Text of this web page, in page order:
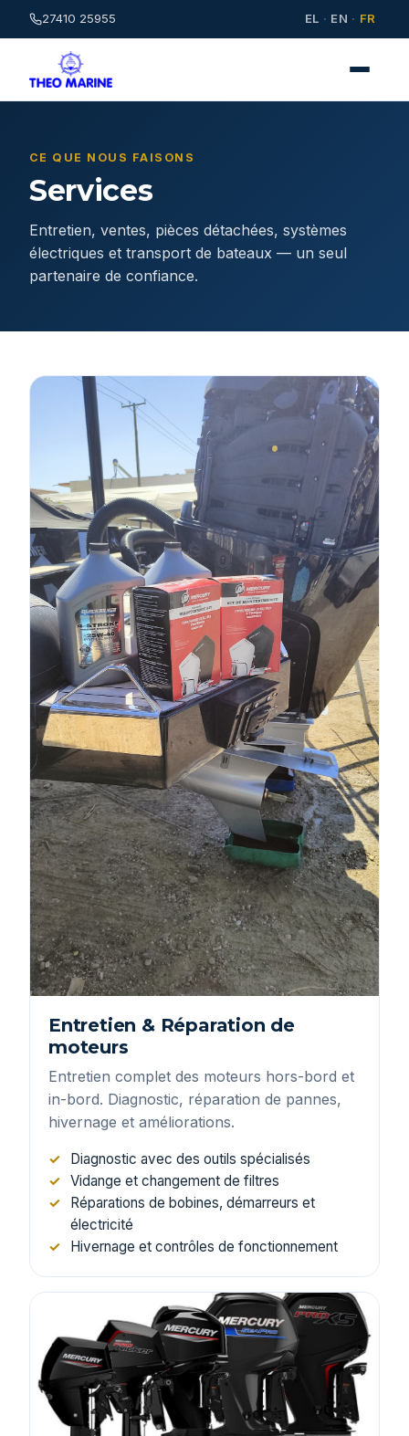
27410 25955 EL · EN · FR
CE QUE NOUS FAISONS
Services
Entretien, ventes, pièces détachées, systèmes
électriques et transport de bateaux — un seul
partenaire de confiance.
Entretien & Réparation de
moteurs
Entretien complet des moteurs hors-bord et
in-bord. Diagnostic, réparation de pannes,
hivernage et améliorations.
Diagnostic avec des outils spécialisés
Vidange et changement de filtres
Réparations de bobines, démarreurs et
électricité
Hivernage et contrôles de fonctionnement